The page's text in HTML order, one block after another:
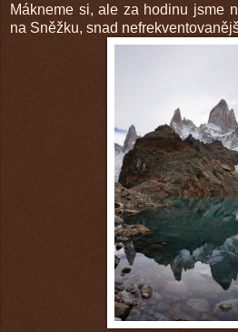
Mákneme si, ale za hodinu jsme
na Sněžku, snad